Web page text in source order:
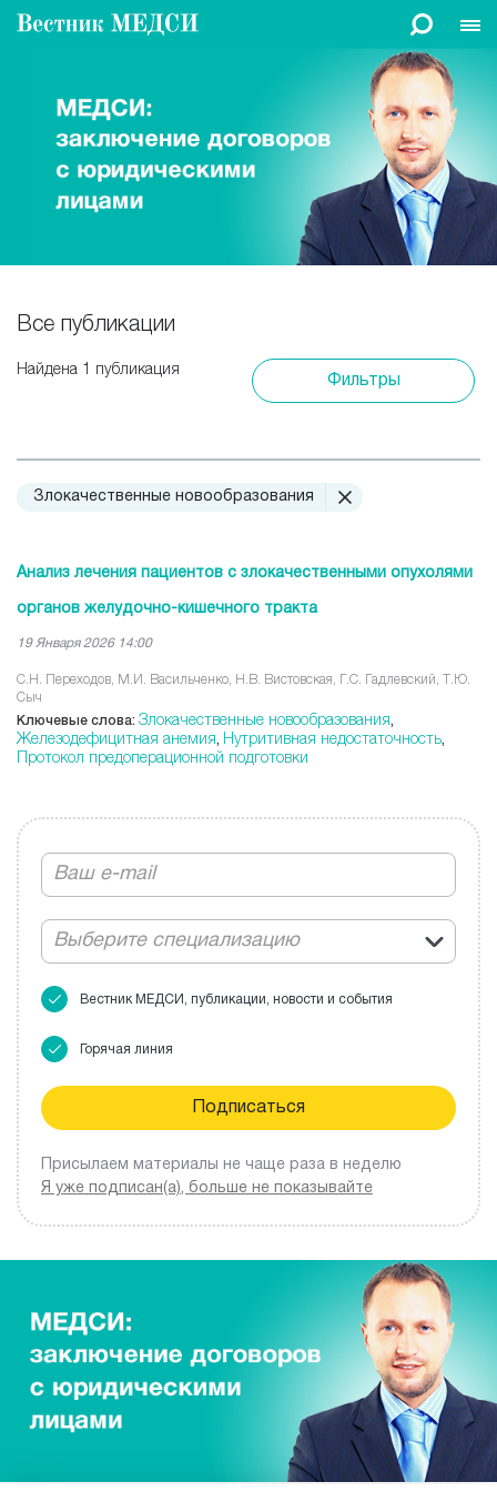
Все публикации
Найдена 1 публикация
Фильтры
Злокачественные новообразования
Анализ лечения пациентов с злокачественными опухолями
органов желудочно-кишечного тракта
19 Января 2026 14:00
С.Н. Переходов, М.И. Васильченко, Н.В. Вистовская, Г.С. Гадлевский, Т.Ю.
Сыч
Ключевые слова: Злокачественные новообразования,
Железодефицитная анемия, Нутритивная недостаточность,
Протокол предоперационной подготовки
Выберите специализацию
Вестник МЕДСИ, публикации, новости и события
Горячая линия
Присылаем материалы не чаще раза в неделю
Я уже подписан(а), больше не показывайте